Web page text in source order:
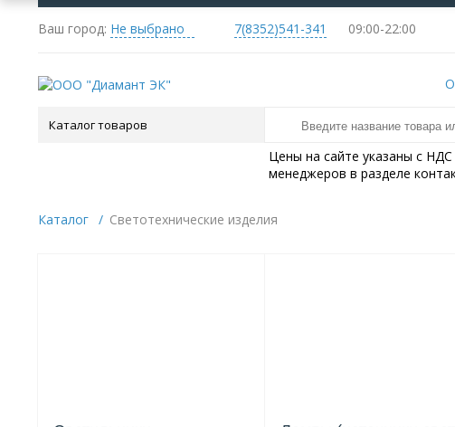
Ваш город: Не выбрано 7(8352)541-341 09:00-
Каталог товаров
Цены на сайте указаны с
менеджеров в разделе
Каталог / Светотехнические изделия